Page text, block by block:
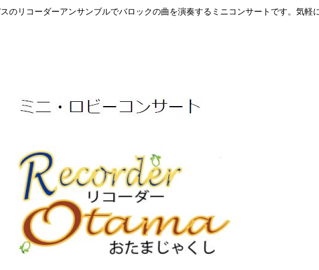
のリコーダーアンサンブルでバロックの曲を演奏するミニコンサートです。気軽